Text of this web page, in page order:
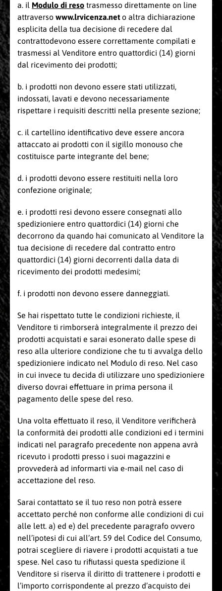
a. il Modulo di reso trasmesso direttamente on line
attraverso www.lrvicenza.neto altra dichiarazione
esplicita della tua decisione di recedere dal
contrattodevono essere correttamente compilati e
trasmessi al Venditore entro quattordici (14) giorni
dal ricevimento dei prodotti;
b. i prodotti non devono essere stati utilizzati,
indossati, lavati e devono necessariamente
rispettare i requisiti descritti nella presente sezione;
c. il cartellino identificativo deve essere ancora
attaccato ai prodotti con il sigillo monouso che
costituisce parte integrante del bene;
d. i prodotti devono essere restituiti nella loro
confezione originale;
e. i prodotti resi devono essere consegnati allo
spedizioniere entro quattordici (14) giorni che
decorrono da quando hai comunicato al Venditore la
tua decisione di recedere dal contratto entro
quattordici (14) giorni decorrenti dalla data di
ricevimento dei prodotti medesimi;
f. i prodotti non devono essere danneggiati.
Se hai rispettato tutte le condizioni richieste, il
Venditore ti rimborserà integralmente il prezzo dei
prodotti acquistati e sarai esonerato dalle spese di
reso alla ulteriore condizione che tu ti avvalga dello
spedizioniere indicato nel Modulo di reso. Nel caso
in cui invece tu decida di utilizzare uno spedizioniere
diverso dovrai effettuare in prima persona il
pagamento delle spese del reso.
Una volta effettuato il reso, il Venditore verificherà
la conformità dei prodotti alle condizioni ed i termini
indicati nel paragrafo precedente non appena avrà
ricevuto i prodotti presso i suoi magazzini e
provvederà ad informarti via e-mail nel caso di
accettazione del reso.
Sarai contattato se il tuo reso non potrà essere
accettato perché non conforme alle condizioni di cui
alle lett. a) ed e) del precedente paragrafo ovvero
nell’ipotesi di cui all’art. 59 del Codice del Consumo,
potrai scegliere di riavere i prodotti acquistati a tue
spese. Nel caso tu rifiutassi questa spedizione il
Venditore si riserva il diritto di trattenere i prodotti e
l’importo corrispondente al prezzo d’acquisto dei